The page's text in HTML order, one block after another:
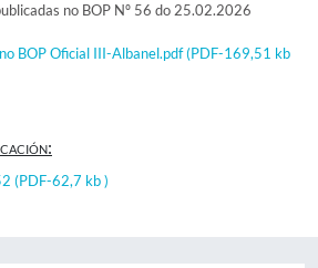
no BOP Nº 56 do 25.02.2026
BOP Oficial III-Albanel.pdf(PDF-169,51 kb
(PDF-62,7 kb )